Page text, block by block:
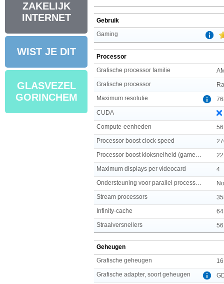
ZAKELIJK
INTERNET
WIST JE DIT
GLASVEZEL
GORINCHEM
Gebruik
Gaming
Processor
Grafische processor familie
Grafische processor
Maximum resolutie
CUDA
Compute-eenheden
56
Processor boost clock speed
Maximum displays per videocard
4
Stream processors
Infinity-cache
Straalversnellers
56
Geheugen
Grafische geheugen
Grafische adapter, soort geheugen